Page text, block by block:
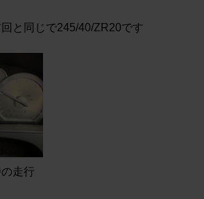
と同じで245/40/ZR20です
走行